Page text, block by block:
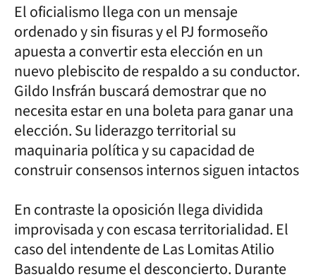
El oficialismo llega con un mensaje
ordenado y sin fisuras y el PJ formoseño
apuesta a convertir esta elección en un
nuevo plebiscito de respaldo a su conductor.
Gildo Insfrán buscará demostrar que no
necesita estar en una boleta para ganar una
elección. Su liderazgo territorial su
maquinaria política y su capacidad de
construir consensos internos siguen intactos
En contraste la oposición llega dividida
improvisada y con escasa territorialidad. El
caso del intendente de Las Lomitas Atilio
Basualdo resume el desconcierto. Durante